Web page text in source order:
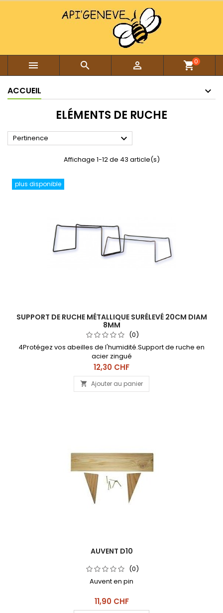
   shopping_cart0
ACCUEIL
ELÉMENTS DE RUCHE
Pertinence 
Affichage 1-12 de 43 article(s)
plus disponible
SUPPORT DE RUCHE MÉTALLIQUE SURÉLEVÉ 20CM DIAM
8MM
(0)
4Protégez vos abeilles de l'humidité.Support de ruche en
acier zingué
Prix
12,30 CHF
 Ajouter au panier
AUVENT D10
(0)
Auvent en pin
Prix
11,90 CHF